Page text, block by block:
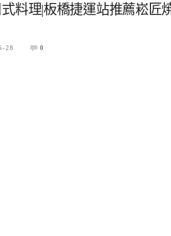
料理|板橋捷運站推薦崧匠
28 0